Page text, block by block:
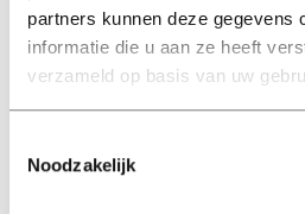
partners kunnen deze gegevens
informatie die u aan ze heeft
verzameld op basis van uw
Noodzakelijk
Nieuws
SAM
terug naar